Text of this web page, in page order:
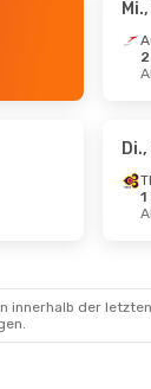
2 Zwischenstopps
- Di., 1.
Austrian Airlines
2 Zwischenstopps
USM
innerhalb der